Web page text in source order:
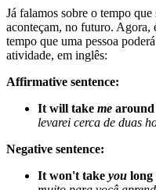
Já falamos sobre o tempo que
aconteçam, no futuro. Agora,
tempo que uma pessoa
atividade, em inglês:
Affirmative sentence:
It will take me around
levarei cerca de duas
Negative sentence:
It won't take you long